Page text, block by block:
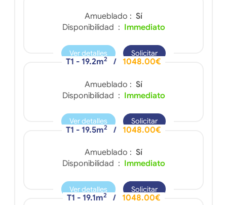
Amueblado : Sí
Disponibilidad : Immediato
Ver detalles Solicitar
T1 - 19.2m2 / 1048.00€
Amueblado : Sí
Disponibilidad : Immediato
Ver detalles Solicitar
T1 - 19.5m2 / 1048.00€
Amueblado : Sí
Disponibilidad : Immediato
Ver detalles Solicitar
T1 - 19.1m2 / 1048.00€